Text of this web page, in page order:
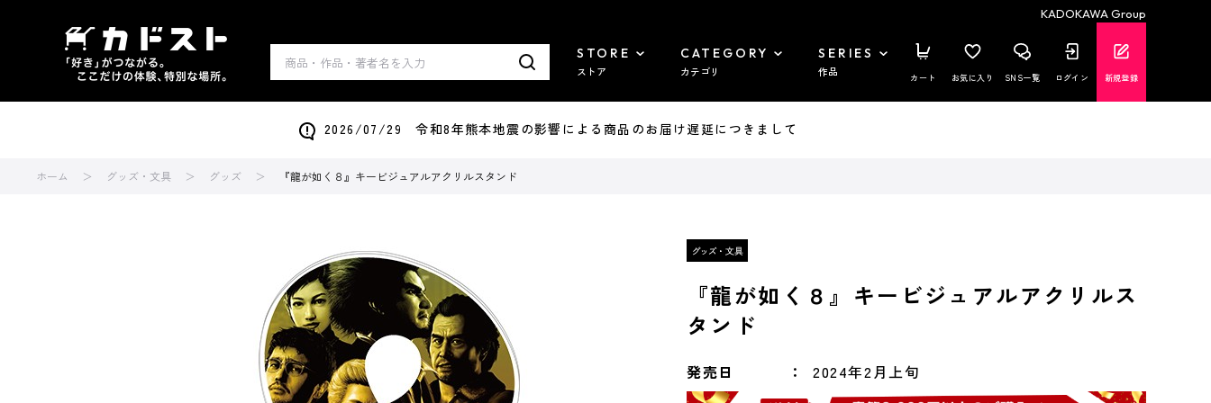
KADOKAWA Group
STORE
ストア
CATEGORY
カテゴリ
SERIES
作品 カート お気に入り SNS一覧 ログイン 新規登録
2026/07/29 令和8年熊本地震の影響による商品のお届け遅延につきまして
ホーム グッズ・文具 グッズ 『龍が如く８』キービジュアルアクリルスタンド
『龍が如く８』キービジュアルアクリルス
タンド
発売日 2024年2月上旬